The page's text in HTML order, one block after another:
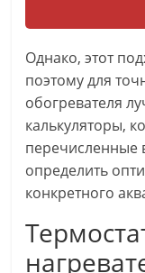
Однако, этот
поэтому для
обогревателя
калькуляторы,
перечисленные
определить
конкретного